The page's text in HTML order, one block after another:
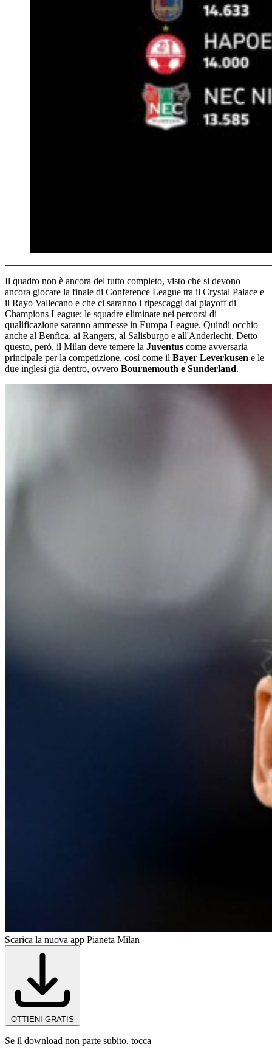
Il quadro non è ancora del tutto completo, visto che si devono
ancora giocare la finale di Conference League tra il Crystal Palace e
il Rayo Vallecano e che ci saranno i ripescaggi dai playoff di
Champions League: le squadre eliminate nei percorsi di
qualificazione saranno ammesse in Europa League. Quindi occhio
anche al Benfica, ai Rangers, al Salisburgo e all'Anderlecht. Detto
questo, però, il Milan deve temere la Juventus come avversaria
principale per la competizione, così come il Bayer Leverkusen e le
due inglesi già dentro, ovvero Bournemouth e Sunderland.
Scarica la nuova app Pianeta Milan
OTTIENI GRATIS
Se il download non parte subito, tocca